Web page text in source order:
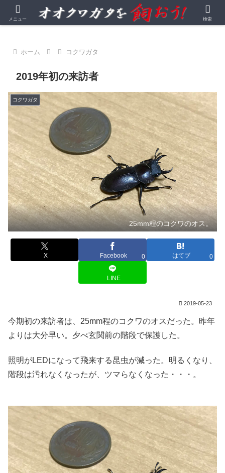
オオクワガタを中心とする昆虫飼育・観察記録
ホーム コクワガタ
2019年初の来訪者
コクワガタ
25mm程のコクワのオス。
X Facebook 0 はてブ 0
LINE
2019-05-23
今期初の来訪者は、25mm程のコクワのオスだった。昨年
よりは大分早い。夕べ玄関前の階段で保護した。
照明がLEDになって飛来する昆虫が減った。明るくなり、
階段は汚れなくなったが、ツマらなくなった・・・。
メニュー 検索